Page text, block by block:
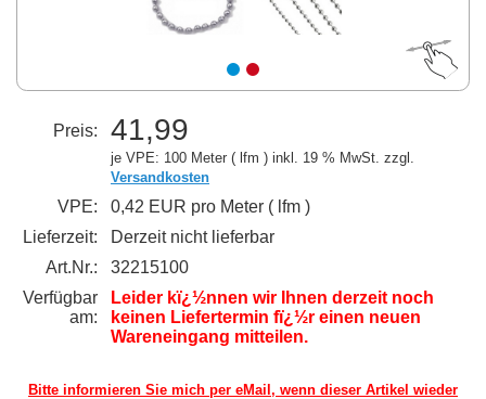
Preis: 41,99
je VPE: 100 Meter ( lfm ) inkl. 19 % MwSt. zzgl.
Versandkosten
VPE:
0,42 EUR pro Meter ( lfm )
Lieferzeit:
Derzeit nicht lieferbar
Art.Nr.:
32215100
Verfügbar
am:
Leider kï¿½nnen wir Ihnen derzeit noch
keinen Liefertermin fï¿½r einen neuen
Wareneingang mitteilen.
Bitte informieren Sie mich per eMail, wenn dieser Artikel wieder